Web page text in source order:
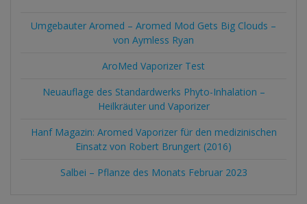
Umgebauter Aromed – Aromed Mod Gets Big Clouds –
von Aymless Ryan
AroMed Vaporizer Test
Neuauflage des Standardwerks Phyto-Inhalation –
Heilkräuter und Vaporizer
Hanf Magazin: Aromed Vaporizer für den medizinischen
Einsatz von Robert Brungert (2016)
Salbei – Pflanze des Monats Februar 2023